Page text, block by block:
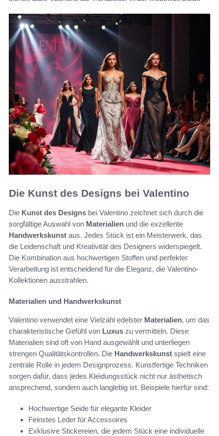
Die Kunst des Designs bei Valentino
Die Kunst des Designs bei Valentino zeichnet sich durch die
sorgfältige Auswahl von Materialien und die exzellente
Handwerkskunst aus. Jedes Stück ist ein Meisterwerk, das
die Leidenschaft und Kreativität des Designers widerspiegelt.
Die Kombination aus hochwertigen Stoffen und perfekter
Verarbeitung ist entscheidend für die Eleganz, die Valentino-
Kollektionen ausstrahlen.
Materialien und Handwerkskunst
Valentino verwendet eine Vielzahl edelster Materialien, um das
charakteristische Gefühl von Luxus zu vermitteln. Diese
Materialien sind oft von Hand ausgewählt und unterliegen
strengen Qualitätskontrollen. Die Handwerkskunst spielt eine
zentrale Rolle in jedem Designprozess. Kunstfertige Techniken
sorgen dafür, dass jedes Kleidungsstück nicht nur ästhetisch
ansprechend, sondern auch langlebig ist. Beispiele hierfür sind:
Hochwertige Seide für elegante Kleider
Feinstes Leder für Accessoires
Exklusive Stickereien, die jedem Stück eine individuelle